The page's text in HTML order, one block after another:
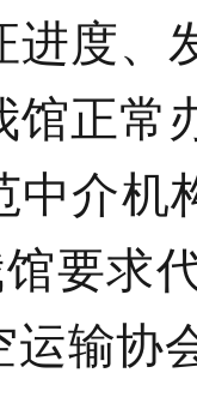
进度、
馆正常
中介机
要求
输协